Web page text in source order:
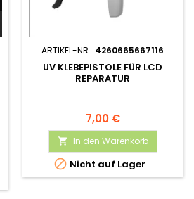
ARTIKEL-NR.: 4260665667116
UV KLEBEPISTOLE FÜR LCD
REPARATUR
7,00 €
 In den Warenkorb
 Nicht auf Lager